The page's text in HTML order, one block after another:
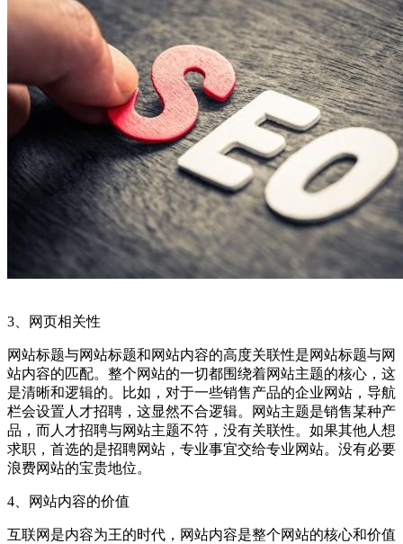
3、网页相关性
网站标题与网站标题和网站内容的高度关联性是网站标题与网
站内容的匹配。整个网站的一切都围绕着网站主题的核心，这
是清晰和逻辑的。比如，对于一些销售产品的企业网站，导航
栏会设置人才招聘，这显然不合逻辑。网站主题是销售某种产
品，而人才招聘与网站主题不符，没有关联性。如果其他人想
求职，首选的是招聘网站，专业事宜交给专业网站。没有必要
浪费网站的宝贵地位。
4、网站内容的价值
互联网是内容为王的时代，网站内容是整个网站的核心和价值